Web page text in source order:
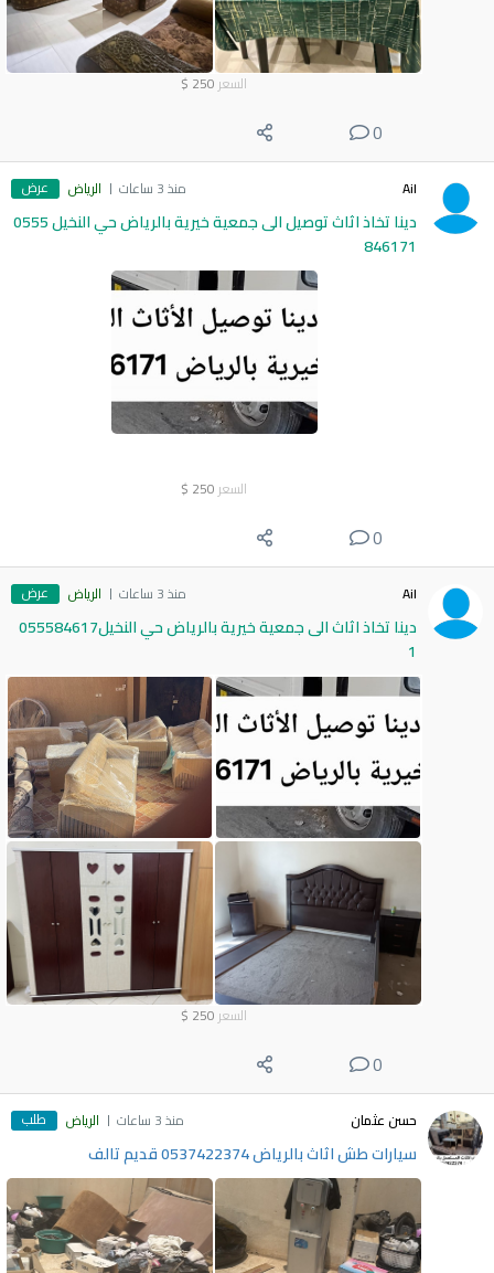
السعر 250
$
0
Ail منذ 3 ساعات الرياض عرض
دينا تخاذ اثاث توصيل الى جمعية خيرية بالرياض حي النخيل 0555
846171
السعر 250
$
0
Ail منذ 3 ساعات الرياض عرض
دينا تخاذ اثاث الى جمعية خيرية بالرياض حي النخيل055584617
1
السعر 250
$
0
حسن عثمان منذ 3 ساعات الرياض طلب
سيارات طش اثاث بالرياض 0537422374 قديم تالف